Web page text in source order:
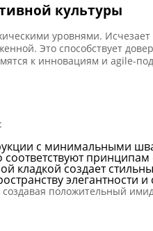
культуры
уровнями. Исчезает
Это способствует
к инновациям и agile-
с минимальными
соответствуют
кладкой создает
элегантности и
положительный